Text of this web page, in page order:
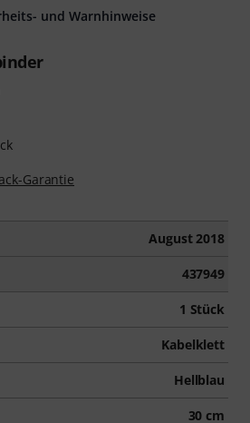
Garantie
August 2018
437949
1 Stück
Kabelklett
Hellblau
30 cm
und Warnhinweise